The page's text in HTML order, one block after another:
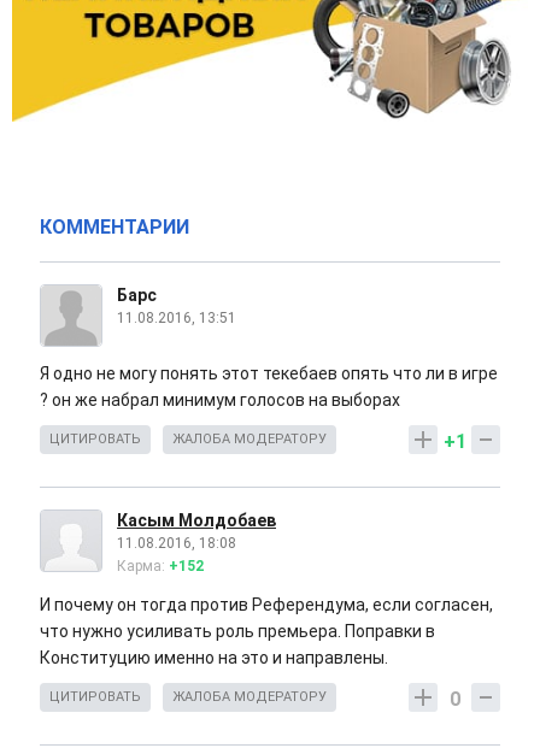
КОММЕНТАРИИ
Барс
11.08.2016, 13:51
Я одно не могу понять этот текебаев опять что ли в игре
? он же набрал минимум голосов на выборах
+1
ЦИТИРОВАТЬ ЖАЛОБА МОДЕРАТОРУ
Касым Молдобаев
11.08.2016, 18:08
Карма: +152
И почему он тогда против Референдума, если согласен,
что нужно усиливать роль премьера. Поправки в
Конституцию именно на это и направлены.
0
ЦИТИРОВАТЬ ЖАЛОБА МОДЕРАТОРУ